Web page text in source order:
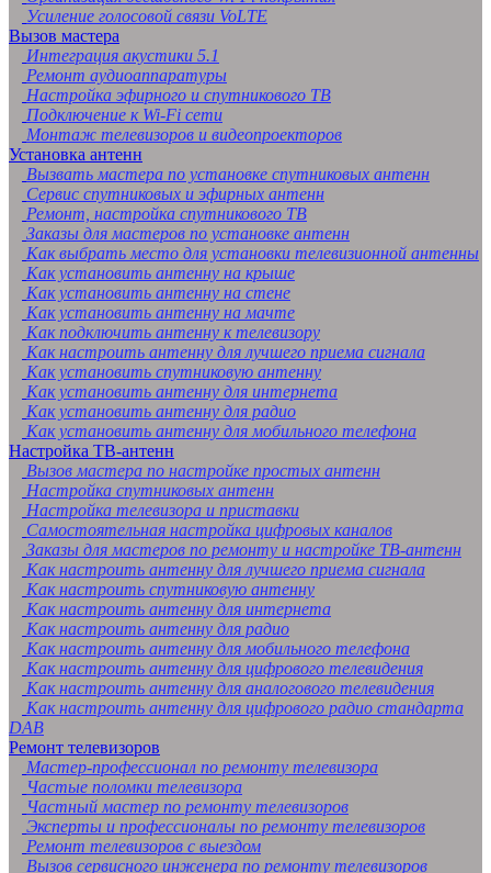
Усиление голосовой связи VoLTE
Вызов мастера
Интеграция акустики 5.1
Ремонт аудиоаппаратуры
Настройка эфирного и спутникового ТВ
Подключение к Wi-Fi сети
Монтаж телевизоров и видеопроекторов
Установка антенн
Вызвать мастера по установке спутниковых антенн
Сервис спутниковых и эфирных антенн
Ремонт, настройка спутникового ТВ
Заказы для мастеров по установке антенн
Как выбрать место для установки телевизионной антенны
Как установить антенну на крыше
Как установить антенну на стене
Как установить антенну на мачте
Как подключить антенну к телевизору
Как настроить антенну для лучшего приема сигнала
Как установить спутниковую антенну
Как установить антенну для интернета
Как установить антенну для радио
Как установить антенну для мобильного телефона
Настройка ТВ-антенн
Вызов мастера по настройке простых антенн
Настройка спутниковых антенн
Настройка телевизора и приставки
Самостоятельная настройка цифровых каналов
Заказы для мастеров по ремонту и настройке ТВ-антенн
Как настроить антенну для лучшего приема сигнала
Как настроить спутниковую антенну
Как настроить антенну для интернета
Как настроить антенну для радио
Как настроить антенну для мобильного телефона
Как настроить антенну для цифрового телевидения
Как настроить антенну для аналогового телевидения
Как настроить антенну для цифрового радио стандарта
DAB
Ремонт телевизоров
Мастер-профессионал по ремонту телевизора
Частые поломки телевизора
Частный мастер по ремонту телевизоров
Эксперты и профессионалы по ремонту телевизоров
Ремонт телевизоров с выездом
Вызов сервисного инженера по ремонту телевизоров